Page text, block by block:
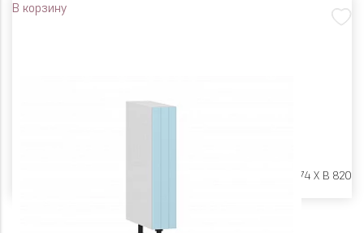
В корзину
Ш 600 X Г 474 X В 820